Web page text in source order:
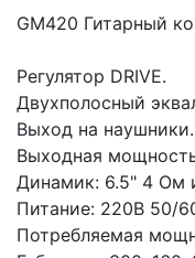
GM420 Гитарный
Регулятор DRIVE.
Двухполосный
Выход на наушники.
Выходная
Динамик: 6.5" 4 Ом
Питание: 220В 50/
Потребляемая